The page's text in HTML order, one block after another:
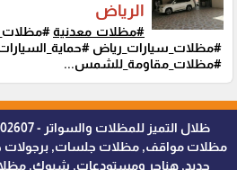
الرياض
#مظلات_معدنية
#مظلات_سيارات_رياض
#مظلات_مقاومة_للشمس...
مظلات مواقف, مظلات جلسات, برجولات
حديد, هناجر ومستودعات, شبوك,